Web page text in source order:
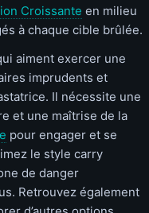
Croissante en milieu
à chaque cible brûlée.
aiment exercer une
imprudents et
Il nécessite une
et une maîtrise de la
pour engager et se
le style carry
de danger
Retrouvez également